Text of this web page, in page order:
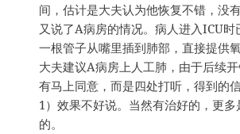
间，估计是大夫认为他恢复不错，没
又说了A病房的情况。病人进入ICU时
一根管子从嘴里插到肺部，直接提供
大夫建议A病房上人工肺，由于后续
有马上同意，而是四处打听，得到的
1）效果不好说。当然有治好的，更
的。